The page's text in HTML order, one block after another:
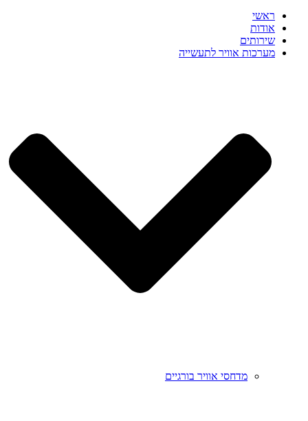
ראשי
אודות
שירותים
מערכות אוויר לתעשייה
מדחסי אוויר בורגיים